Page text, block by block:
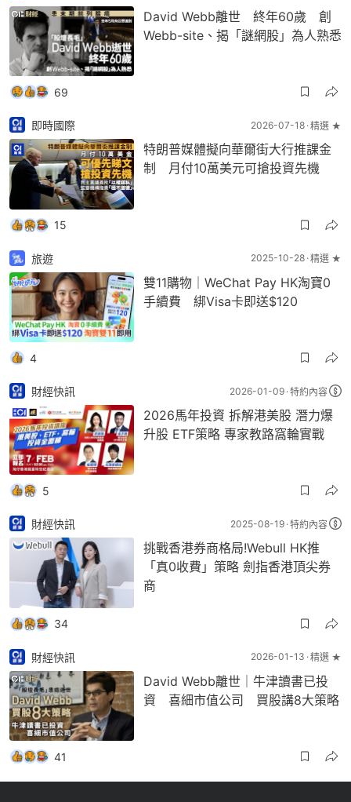
David Webb離世 終年60歲 創
Webb-site、揭「謎網股」為人熟悉
69
即時國際 2026-07-18 精選 ★
特朗普媒體擬向華爾街大行推課金
制 月付10萬美元可搶投資先機
15
旅遊 2025-10-28 精選 ★
雙11購物｜WeChat Pay HK淘寶0
手續費 綁Visa卡即送$120
4
財經快訊 2026-01-09 特約內容
2026馬年投資 拆解港美股 潛力爆
升股 ETF策略 專家教路窩輪實戰
5
財經快訊 2025-08-19 特約內容
挑戰香港券商格局!Webull HK推
「真0收費」策略 劍指香港頂尖券
商
34
財經快訊 2026-01-13 精選 ★
David Webb離世｜牛津讀書已投
資 喜細市值公司 買股講8大策略
41